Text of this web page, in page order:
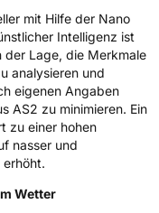
Symbol Ja
mit Hilfe der Nano
Intelligenz ist
der Lage, die Merkmale
analysieren und
eigenen Angaben
AS2 zu minimieren. Ein
zu einer hohen
nasser und
Wetter